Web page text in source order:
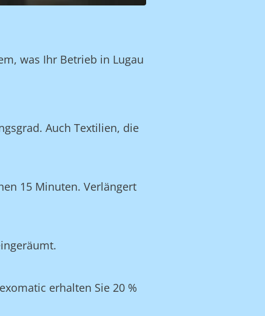
was Ihr Betrieb in Lugau
Auch Textilien, die
15 Minuten. Verlängert
erhalten Sie 20 %